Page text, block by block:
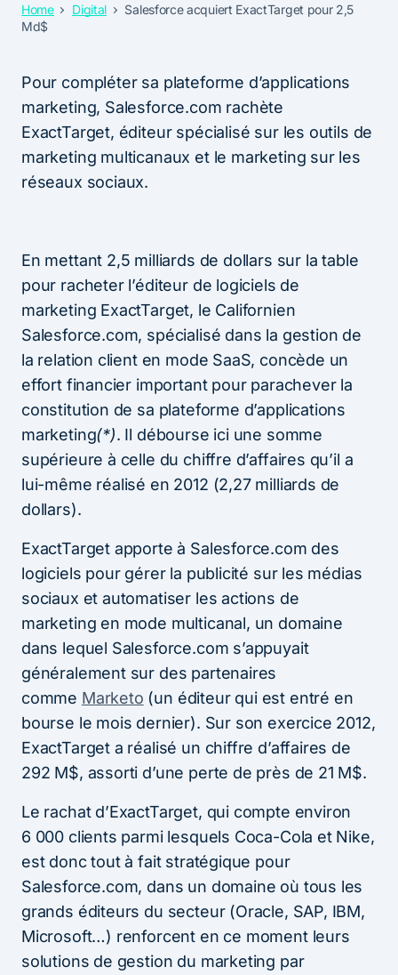
Home Digital
Salesforce acquiert ExactTarget pour 2,5
Md$
Pour compléter sa plateforme d’applications
marketing, Salesforce.com rachète
ExactTarget, éditeur spécialisé sur les outils de
marketing multicanaux et le marketing sur les
réseaux sociaux.
En mettant 2,5 milliards de dollars sur la table
pour racheter l’éditeur de logiciels de
marketing ExactTarget, le Californien
Salesforce.com, spécialisé dans la gestion de
la relation client en mode SaaS, concède un
effort financier important pour parachever la
constitution de sa plateforme d’applications
marketing(*). Il débourse ici une somme
supérieure à celle du chiffre d’affaires qu’il a
lui-même réalisé en 2012 (2,27 milliards de
dollars).
ExactTarget apporte à Salesforce.com des
logiciels pour gérer la publicité sur les médias
sociaux et automatiser les actions de
marketing en mode multicanal, un domaine
dans lequel Salesforce.com s’appuyait
généralement sur des partenaires
comme Marketo (un éditeur qui est entré en
bourse le mois dernier). Sur son exercice 2012,
ExactTarget a réalisé un chiffre d’affaires de
292 M$, assorti d’une perte de près de 21 M$.
Le rachat d’ExactTarget, qui compte environ
6 000 clients parmi lesquels Coca-Cola et Nike,
est donc tout à fait stratégique pour
Salesforce.com, dans un domaine où tous les
grands éditeurs du secteur (Oracle, SAP, IBM,
Microsoft…) renforcent en ce moment leurs
solutions de gestion du marketing par